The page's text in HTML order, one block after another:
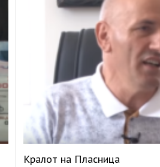
Кралот на Пласница